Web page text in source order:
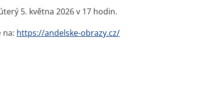
5. května 2026 v 17 hodin.
na: https://andelske-obrazy.cz/